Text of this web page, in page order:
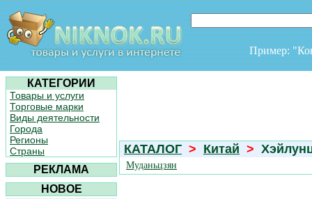
Пример:
КАТЕГОРИИ
Товары и услуги
Торговые марки
Виды деятельности
Города
Регионы
Страны
РЕКЛАМА
НОВОЕ
КАТАЛОГ > Китай >
Муданьцзян